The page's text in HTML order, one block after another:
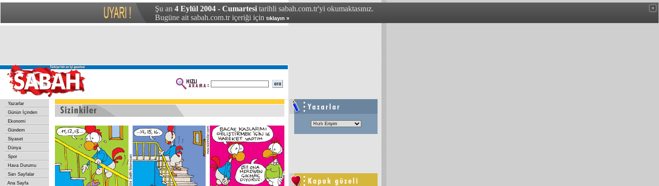
Şu an 4 Eylül 2004 - Cumartesi tarihli sabah.com.tr'yi okumaktasınız.
Bugüne ait sabah.com.tr içeriği için tıklayın »
Yazarlar
Günün İçinden
Ekonomi
Gündem
Siyaset
Dünya
Spor
Hava Durumu
Sarı Sayfalar
Ana Sayfa